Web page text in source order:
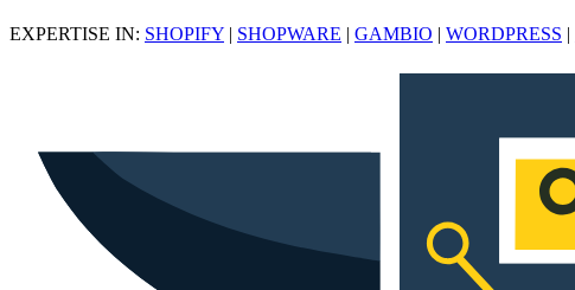
EXPERTISE IN: SHOPIFY | SHOPWARE | GAMBIO | WORDPRESS |